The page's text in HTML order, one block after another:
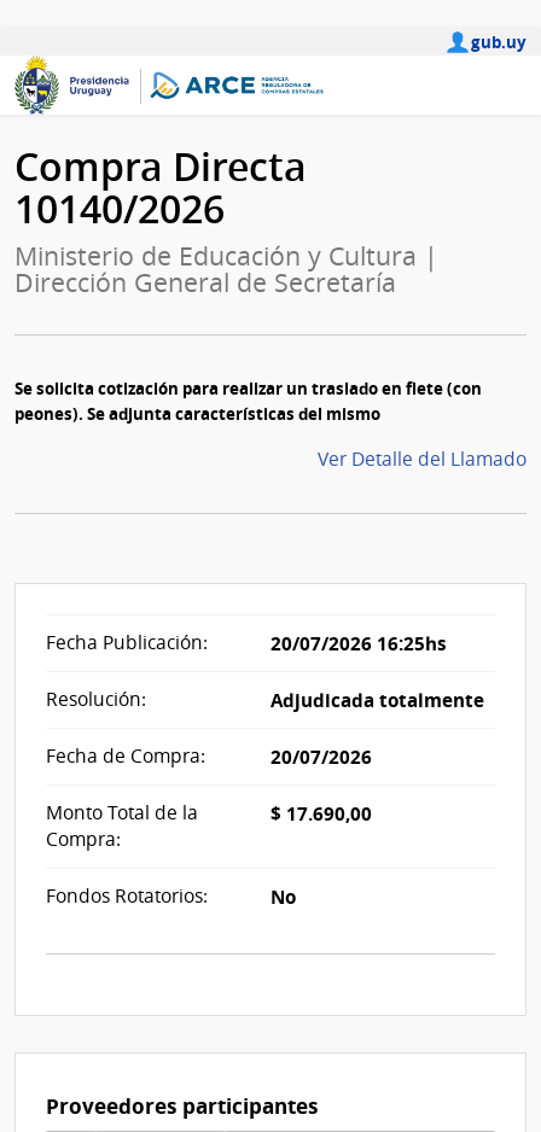
gub.uy
Compra Directa
10140/2026
Ministerio de Educación y Cultura |
Dirección General de Secretaría
Se solicita cotización para realizar un traslado en flete (con
peones). Se adjunta características del mismo
Ver Detalle del Llamado
Fecha Publicación: 20/07/2026 16:25hs
Resolución: Adjudicada totalmente
Fecha de Compra: 20/07/2026
Monto Total de la
Compra:
$ 17.690,00
Fondos Rotatorios: No
Proveedores participantes